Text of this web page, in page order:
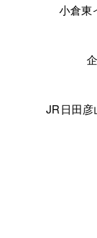
小倉東
JR日田彦